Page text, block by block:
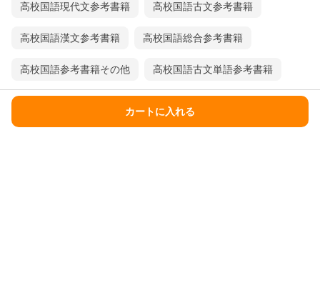
高校国語現代文参考書籍 高校国語古文参考書籍
高校国語漢文参考書籍 高校国語総合参考書籍
高校国語参考書籍その他 高校国語古文単語参考書籍
カートに入れる